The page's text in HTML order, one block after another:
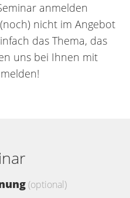
anmelden
nicht im Angebot
das Thema, das
uns bei Ihnen mit
(optional)